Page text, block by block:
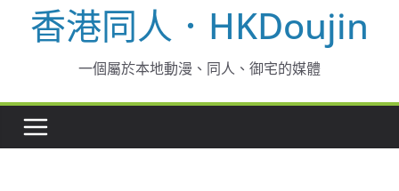
香港同人．HKDoujin
一個屬於本地動漫、同人、御宅的媒體